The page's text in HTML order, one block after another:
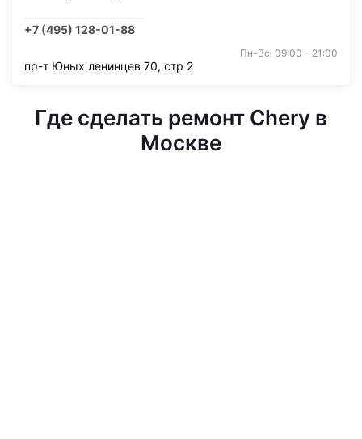
+7 (495) 128-01-88
Пн-Вс: 09:00 - 21:00
пр-т Юных ленинцев 70, стр 2
Где сделать ремонт Chery в
Москве